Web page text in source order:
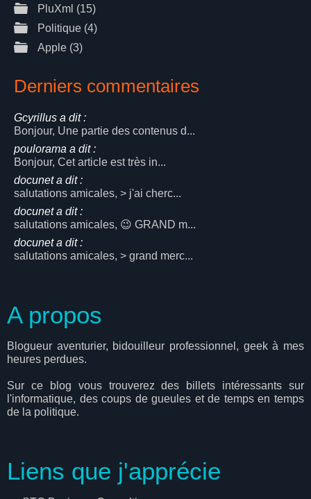
PluXml (15)
Politique (4)
Apple (3)
Derniers commentaires
Gcyrillus a dit :
Bonjour, Une partie des contenus d...
poulorama a dit :
Bonjour, Cet article est très in...
docunet a dit :
salutations amicales, > j'ai cherc...
docunet a dit :
salutations amicales, 😉 GRAND m...
docunet a dit :
salutations amicales, > grand merc...
A propos
Blogueur aventurier, bidouilleur professionnel, geek à mes
heures perdues.
Sur ce blog vous trouverez des billets intéressants sur
l'informatique, des coups de gueules et de temps en temps
de la politique.
Liens que j'apprécie